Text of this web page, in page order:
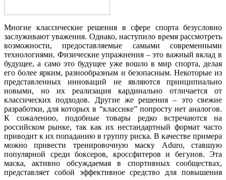
Многие классические решения в сфере спорта безусловно
заслуживают уважения. Однако, наступило время рассмотреть
возможности, предоставляемые самыми современными
технологиями. Физические упражнения – это важный вклад в
будущее, а само это будущее уже вошло в мир спорта, делая
его более ярким, разнообразным и безопасным. Некоторые из
представленных инноваций не являются принципиально
новыми, но их реализация кардинально отличается от
классических подходов. Другие же решения – это свежие
разработки, для которых в “классике” попросту нет аналогов.
К сожалению, подобные товары редко встречаются на
российском рынке, так как их нестандартный формат часто
приводит к их попаданию в группу риска. В качестве примера
можно привести тренировочную маску Aduro, ставшую
популярной среди боксеров, кроссфитеров и бегунов. Эта
маска, активно обсуждаемая в спортивных сообществах,
представляет собой эффективное средство для повышения